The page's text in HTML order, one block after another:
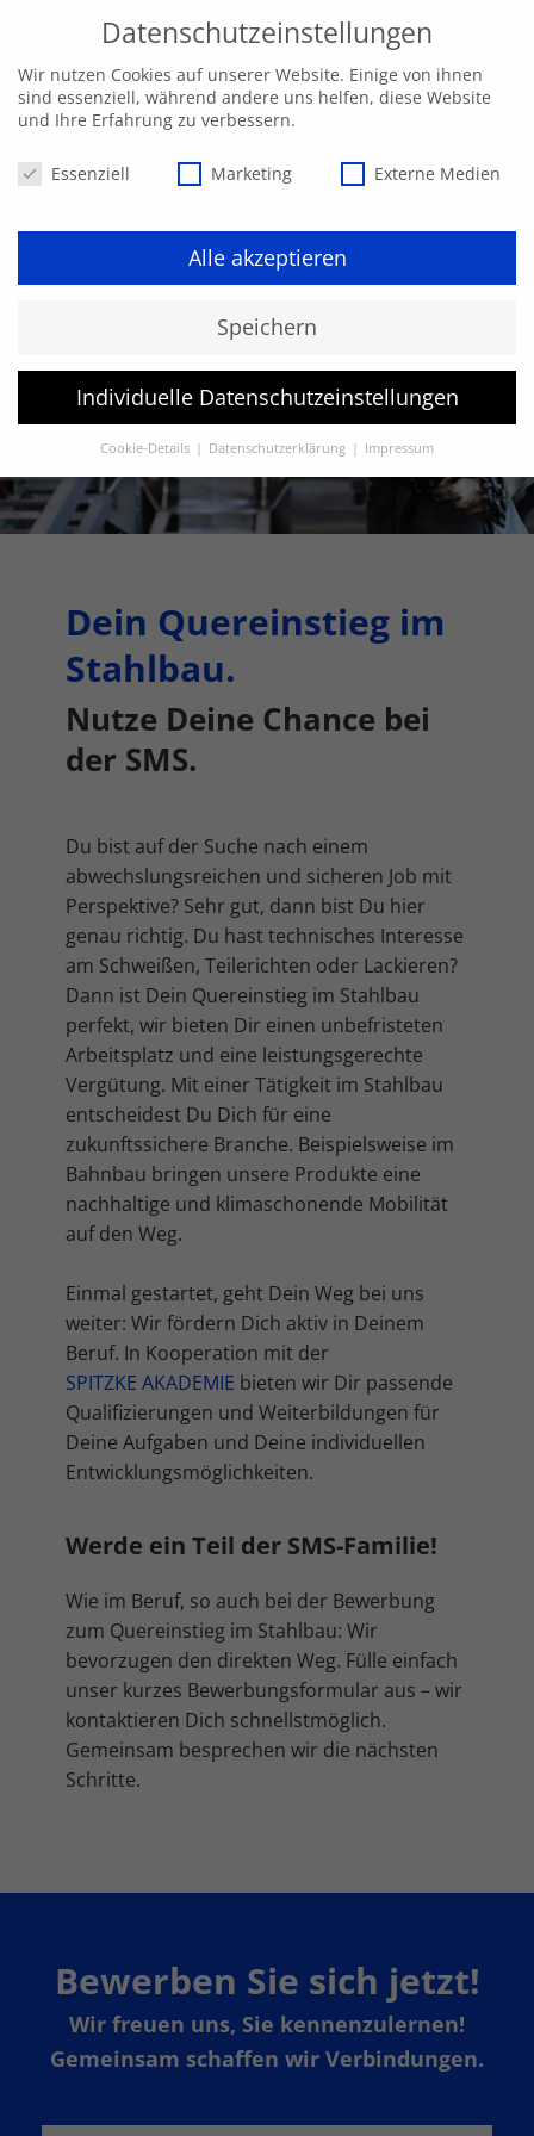
Dein Quereinstieg im
Stahlbau.
Nutze Deine Chance bei
der SMS.
Du bist auf der Suche nach einem
abwechslungsreichen und sicheren Job mit
Perspektive? Sehr gut, dann bist Du hier
genau richtig. Du hast technisches Interesse
am Schweißen, Teilerichten oder Lackieren?
Dann ist Dein Quereinstieg im Stahlbau
perfekt, wir bieten Dir einen unbefristeten
Arbeitsplatz und eine leistungsgerechte
Vergütung. Mit einer Tätigkeit im Stahlbau
entscheidest Du Dich für eine
zukunftssichere Branche. Beispielsweise im
Bahnbau bringen unsere Produkte eine
nachhaltige und klimaschonende Mobilität
auf den Weg.
Einmal gestartet, geht Dein Weg bei uns
weiter: Wir fördern Dich aktiv in Deinem
Beruf. In Kooperation mit der
SPITZKE AKADEMIE bieten wir Dir passende
Qualifizierungen und Weiterbildungen für
Deine Aufgaben und Deine individuellen
Entwicklungsmöglichkeiten.
Werde ein Teil der SMS-Familie!
Wie im Beruf, so auch bei der Bewerbung
zum Quereinstieg im Stahlbau: Wir
bevorzugen den direkten Weg. Fülle einfach
unser kurzes Bewerbungsformular aus – wir
kontaktieren Dich schnellstmöglich.
Gemeinsam besprechen wir die nächsten
Schritte.
Bewerben Sie sich jetzt!
Wir freuen uns, Sie kennenzulernen!
Gemeinsam schaffen wir Verbindungen.
Datenschutzeinstellungen
Wir nutzen Cookies auf unserer Website. Einige von ihnen
sind essenziell, während andere uns helfen, diese Website
und Ihre Erfahrung zu verbessern.
Datenschutzeinstellungen
Essenziell Marketing Externe Medien
Alle akzeptieren
Speichern
Individuelle Datenschutzeinstellungen
Cookie-Details Datenschutzerklärung Impressum
Datenschutzeinstellungen
Hier finden Sie eine Übersicht über alle verwendeten Cookies.
Sie können Ihre Einwilligung zu ganzen Kategorien geben
Alle akzeptieren Speichern
Datenschutzeinstellungen
Essenziell (2)
Essenzielle Cookies ermöglichen grundlegende Funktionen und sind für
Marketing (1)
Marketing-Cookies werden von Drittanbietern oder Publishern
verwendet, um personalisierte Werbung anzuzeigen. Sie tun dies, indem
sie Besucher über Websites hinweg verfolgen.
Cookie-Informationen anzeigen
Externe Medien (7)
Inhalte von Videoplattformen und Social-Media-Plattformen werden
standardmäßig blockiert. Wenn Cookies von externen Medien akzeptiert
werden, bedarf der Zugriff auf diese Inhalte keiner manuellen
Einwilligung mehr.
Cookie-Informationen anzeigen
Datenschutzerklärung